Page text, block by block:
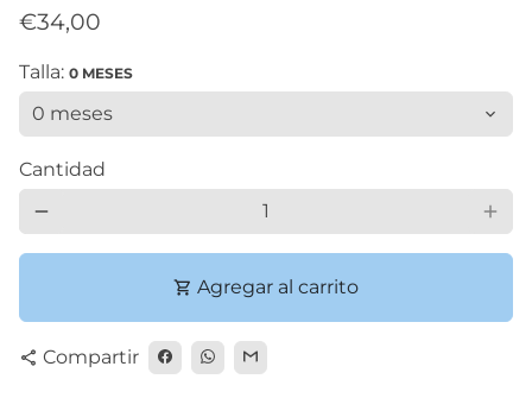
€34,00
Talla: 0 MESES
Cantidad
remove add
shopping_cart Agregar al carrito
share Compartir